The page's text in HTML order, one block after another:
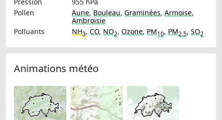
Pression
955 hPa
Pollen
Aune, Bouleau, Graminées, Armoise,
Ambroisie
Polluants
NH3, CO, NO2, Ozone, PM10, PM2.5, SO2
Animations météo